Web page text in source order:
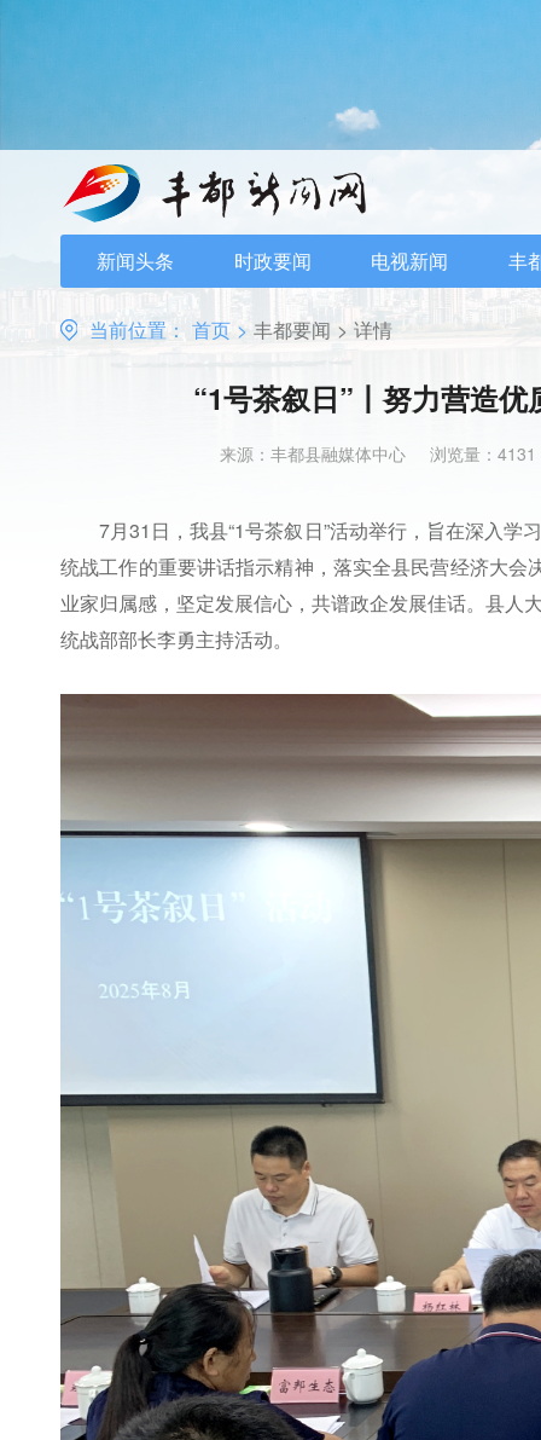
新闻头条 时政要闻 电视新闻 丰
当前位置： 首页 > 丰都要闻 > 详情
“1号茶叙日”丨努力营造
来源：丰都县融媒体中心 浏览量：4131
7月31日，我县“1号茶叙日”活动举行，旨在深入
统战工作的重要讲话指示精神，落实全县民营经济大会
业家归属感，坚定发展信心，共谱政企发展佳话。县人
统战部部长李勇主持活动。